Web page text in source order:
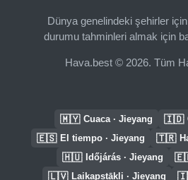
Dünya genelindeki şehirler
durumu tahminleri almak için
Hava.best © 2026. Tüm
🇲🇾 Cuaca · Jieyang 🇮🇩
🇪🇸 El tiempo · Jieyang 🇹🇷
🇭🇺 Időjárás · Jieyang
🇱🇻 Laikapstākļi · Jieyang